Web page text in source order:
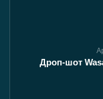
Дроп-шот